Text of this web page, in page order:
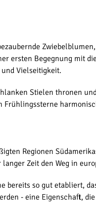
ersten Begegnung mit
Vielseitigkeit.
Stielen thronen
Regionen
Zeit den Weg in
bereits so gut etabliert,
- eine Eigenschaft,